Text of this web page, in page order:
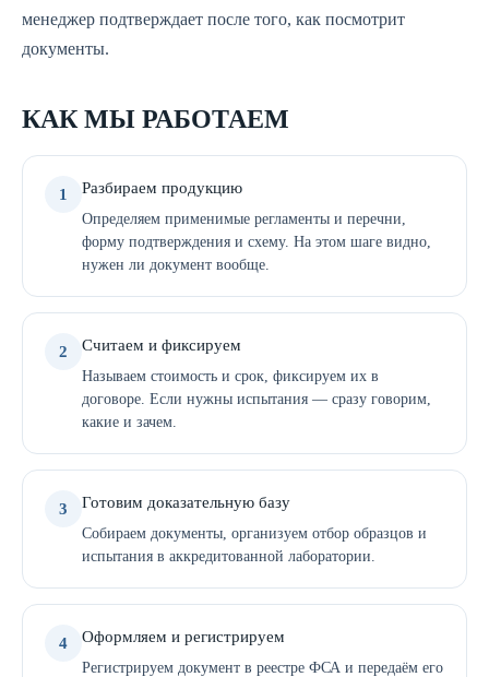
менеджер подтверждает после того, как посмотрит
документы.
КАК МЫ РАБОТАЕМ
1 Разбираем продукцию
Определяем применимые регламенты и перечни,
форму подтверждения и схему. На этом шаге видно,
нужен ли документ вообще.
2 Считаем и фиксируем
Называем стоимость и срок, фиксируем их в
договоре. Если нужны испытания — сразу говорим,
какие и зачем.
3 Готовим доказательную базу
Собираем документы, организуем отбор образцов и
испытания в аккредитованной лаборатории.
4 Оформляем и регистрируем
Регистрируем документ в реестре ФСА и передаём его